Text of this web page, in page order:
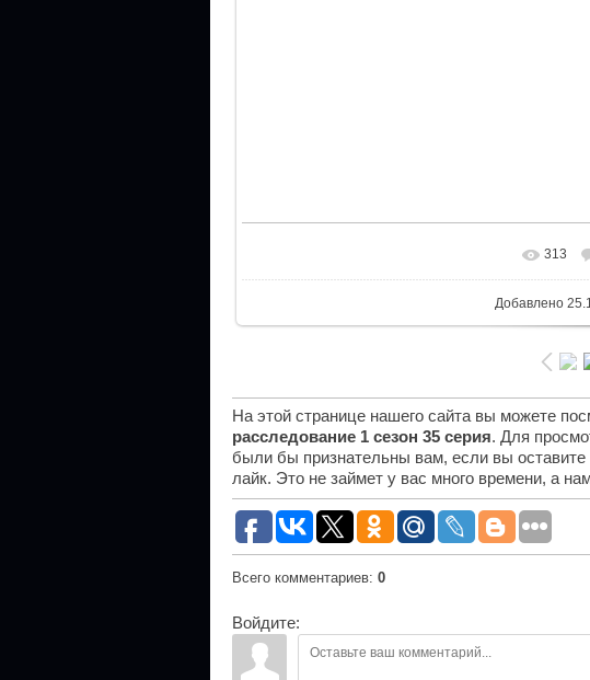
313
Добавлено
На этой странице нашего сайта вы можете
расследование 1 сезон 35 серия. Для
были бы признательны вам, если вы
лайк. Это не займет у вас много времени, а
Всего комментариев: 0
Войдите: